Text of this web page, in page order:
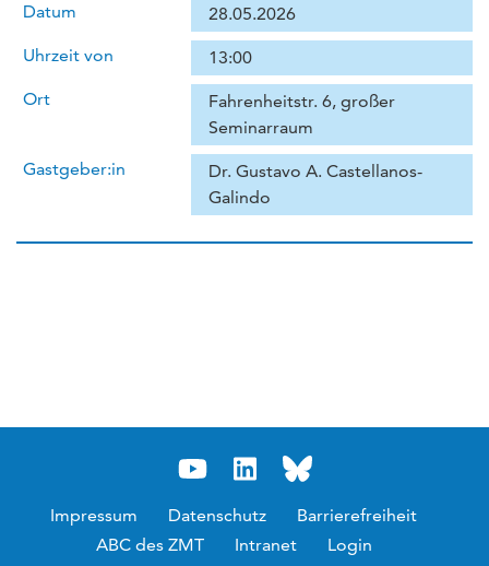
Datum
28.05.2026
Uhrzeit von
13:00
Ort
Fahrenheitstr. 6, großer
Seminarraum
Gastgeber:in
Dr. Gustavo A. Castellanos-
Galindo
Impressum Datenschutz
Barrierefreiheit
ABC des ZMT
Intranet Login